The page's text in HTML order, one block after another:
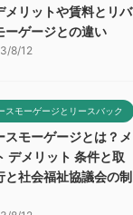
メリットや賃料とリバ
ーゲージとの違い
8/12
スモーゲージとリースバック
スモーゲージとは？メ
デメリット 条件と取
と社会福祉協議会の制